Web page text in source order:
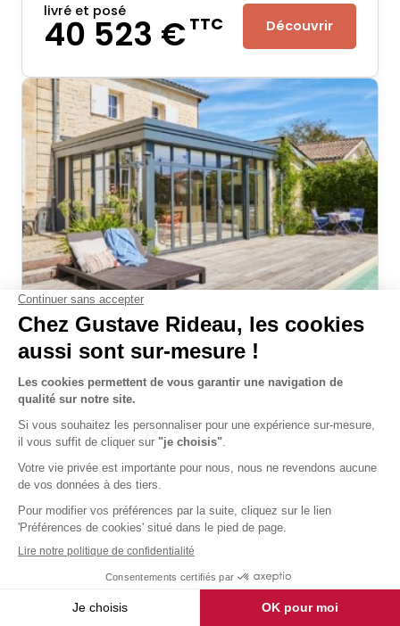
livré et posé
40 523 €TTC Découvrir
Extension Icône Atelier d'Artiste
36 598 €TTC Découvrir
Exemple de prix correspondant à une
réalisation sur-mesure
et selon caractéristiques citées, sous
réserve de l’accessibilité et du lieu de pose.